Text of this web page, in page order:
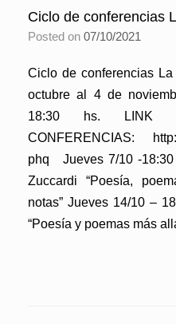
Ciclo de conferencias
Posted on 07/10/2021
Ciclo de conferencias
octubre al 4 de
18:30 hs. LINK
CONFERENCIAS:
phq Jueves 7/10 -18:30
Zuccardi “Poesía,
notas” Jueves 14/10 –
“Poesía y poemas más